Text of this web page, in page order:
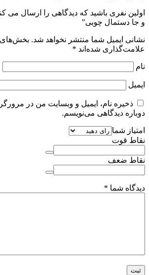
اولین نفری باشید که دیدگاهی را ارسال
و جا دستمال چوبی”
نشانی ایمیل شما منتشر نخواهد شد. بخش‌های
علامت‌گذاری شده‌اند *
نام
ایمیل
ذخیره نام، ایمیل و وبسایت من در
دوباره دیدگاهی می‌نویسم.
امتیاز شما
نقاط قوت
نقاط ضعف
دیدگاه شما *